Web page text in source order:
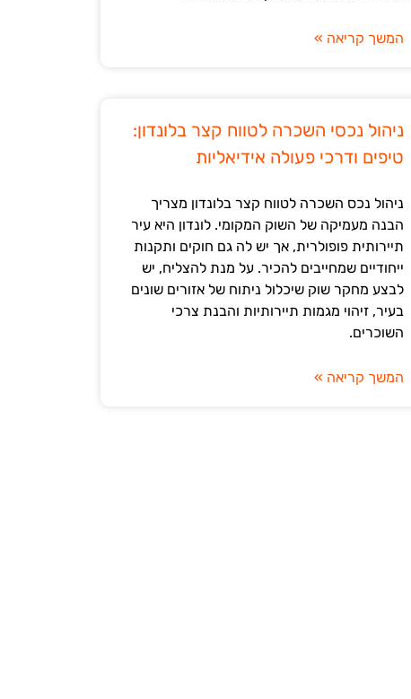
המשך קריאה »
ניהול נכסי השכרה לטווח קצר בלונדון:
טיפים ודרכי פעולה אידיאליות
ניהול נכס השכרה לטווח קצר בלונדון מצריך
הבנה מעמיקה של השוק המקומי. לונדון היא עיר
תיירותית פופולרית, אך יש לה גם חוקים ותקנות
ייחודיים שמחייבים להכיר. על מנת להצליח, יש
לבצע מחקר שוק שיכלול ניתוח של אזורים שונים
בעיר, זיהוי מגמות תיירותיות והבנת צרכי
השוכרים.
המשך קריאה »